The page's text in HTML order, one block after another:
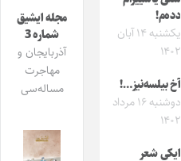
دده‌م!
یکشنبه ۱۴ آبان
۱۴۰۲
آخ بیلسه‌نیز…!
دوشنبه ۱۶ مرداد
۱۴۰۲
ایکی شعر
مجله ایشیق
شماره 3
آذربایجان و
مهاجرت
مساله‌سی